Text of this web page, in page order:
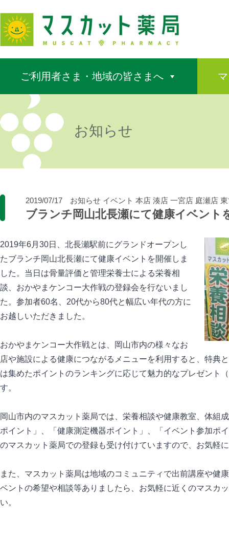
ご利用者さま・地域の皆さまへ
お知らせ
2019/07/17 お知らせ イベント 本店 湊店 一宮店 庭瀬店
ブランチ岡山北長瀬にて健康イベント
2019年6月30日、北長瀬駅前にグランドオープンし
たブランチ岡山北長瀬にて健康イベントを開催しま
した。当日は骨量評価と管理栄養士による栄養相
談、おかやまケンコー大作戦の登録会を行ないまし
た。参加者60名、20代から80代と幅広い年代の方に
お越しいただきました。
おかやまケンコー大作戦とは、岡山市内の様々なお
店や施設による健康につながるメニューを利用すると、特典
は集めたポイントのランキングに応じて魅力的なプレゼント
す。
岡山市内のマスカット薬局では、栄養相談や健康教室、体組
ポイント」、「健康測定機器ポイント」、「イベント参加ポ
のマスカット薬局での登録も受け付けていますので、お気軽
また、マスカット薬局は地域のコミュニティで出前講座や健
ベントの希望や相談等ありましたら、お気軽に近くのマスカ
い。